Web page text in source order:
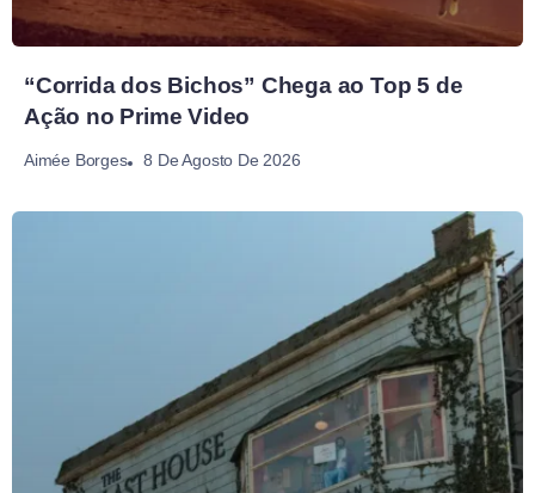
“Corrida dos Bichos” Chega ao Top 5 de
Ação no Prime Video
Aimée Borges 8 De Agosto De 2026